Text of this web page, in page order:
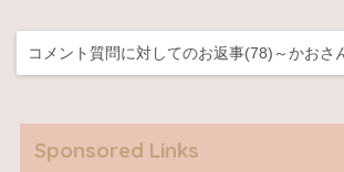
コメント質問に対してのお返事(78)～かおさ
Sponsored Links